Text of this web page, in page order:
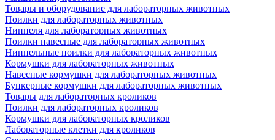
Товары и оборудование для лабораторных животных
Поилки для лабораторных животных
Ниппеля для лабораторных животных
Поилки навесные для лабораторных животных
Ниппельные поилки для лабораторных животных
Кормушки для лабораторных животных
Навесные кормушки для лабораторных животных
Бункерные кормушки для лабораторных животных
Товары для лабораторных кроликов
Поилки для лабораторных кроликов
Кормушки для лабораторных кроликов
Лабораторные клетки для кроликов